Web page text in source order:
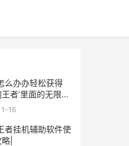
么办办轻松获得
王者’里面的无限金
星|
16
者挂机辅助软件使
|